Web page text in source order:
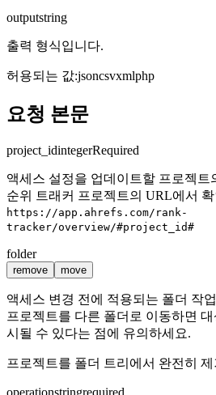
outputstring
출력 형식입니다.
허용되는 값:jsoncsvxmlphp
요청 본문
project_idintegerRequired
액세스 설정을 업데이트할 프로젝트
순위 트래커 프로젝트의 URL에서
https://app.ahrefs.com/rank-
tracker/overview/#project_id#
folder
remove move
액세스 변경 전에 적용되는 폴더 작
프로젝트를 다른 폴더로 이동하면
시될 수 있다는 점에 유의하세요.
프로젝트를 폴더 트리에서 완전히
operationstringrequired